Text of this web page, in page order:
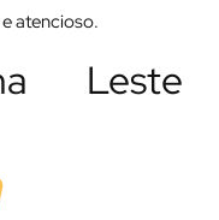
atencioso.
Leste